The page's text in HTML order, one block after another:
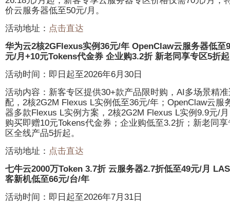
价云服务器低至50元/月。
活动地址： 点击直达
华为云2核2GFlexus实例36元/年 OpenClaw云服务器低至
元/月+10元Tokens代金券 企业购3.2折 新老同享专区5折起
活动时间：即日起至2026年6月30日
活动内容：新客专区提供30+款产品限时购，AI多场景精
配，2核2G2M Flexus L实例低至36元/年；OpenClaw云服
器多款Flexus L实例方案，2核2G2M Flexus L实例9.9元/
购买即赠10元Tokens代金券；企业购低至3.2折；新老同享
区全线产品5折起。
活动地址： 点击直达
七牛云2000万Token 3.7折 云服务器2.7折低至49元/月
客新机低至66元/台/年
活动时间：即日起至2026年7月31日